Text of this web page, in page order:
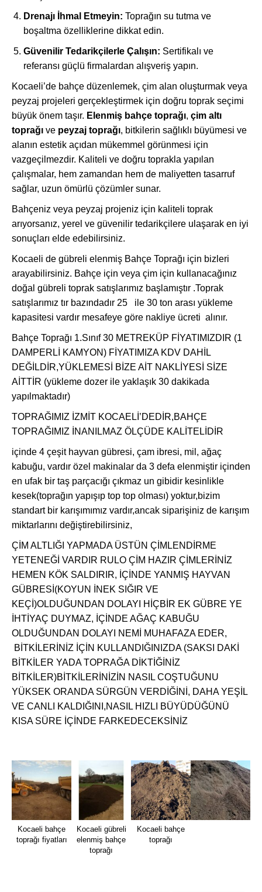
Drenajı İhmal Etmeyin: Toprağın su tutma ve
boşaltma özelliklerine dikkat edin.
Güvenilir Tedarikçilerle Çalışın: Sertifikalı ve
referansı güçlü firmalardan alışveriş yapın.
Kocaeli’de bahçe düzenlemek, çim alan oluşturmak veya
peyzaj projeleri gerçekleştirmek için doğru toprak seçimi
büyük önem taşır. Elenmiş bahçe toprağı, çim altı
toprağı ve peyzaj toprağı, bitkilerin sağlıklı büyümesi ve
alanın estetik açıdan mükemmel görünmesi için
vazgeçilmezdir. Kaliteli ve doğru toprakla yapılan
çalışmalar, hem zamandan hem de maliyetten tasarruf
sağlar, uzun ömürlü çözümler sunar.
Bahçeniz veya peyzaj projeniz için kaliteli toprak
arıyorsanız, yerel ve güvenilir tedarikçilere ulaşarak en iyi
sonuçları elde edebilirsiniz.
Kocaeli de gübreli elenmiş Bahçe Toprağı için bizleri
arayabilirsiniz. Bahçe için veya çim için kullanacağınız
doğal gübreli toprak satışlarımız başlamıştır .Toprak
satışlarımız tır bazındadır 25 ile 30 ton arası yükleme
kapasitesi vardır mesafeye göre nakliye ücreti alınır.
Bahçe Toprağı 1.Sınıf 30 METREKÜP FİYATIMIZDIR (1
DAMPERLİ KAMYON) FİYATIMIZA KDV DAHİL
DEĞİLDİR,YÜKLEMESİ BİZE AİT NAKLİYESİ SİZE
AİTTİR (yükleme dozer ile yaklaşık 30 dakikada
yapılmaktadır)
TOPRAĞIMIZ İZMİT KOCAELİ’DEDİR,BAHÇE
TOPRAĞIMIZ İNANILMAZ ÖLÇÜDE KALİTELİDİR
içinde 4 çeşit hayvan gübresi, çam ibresi, mil, ağaç
kabuğu, vardır özel makinalar da 3 defa elenmiştir içinden
en ufak bir taş parçacığı çıkmaz un gibidir kesinlikle
kesek(toprağın yapışıp top top olması) yoktur,bizim
standart bir karışımımız vardır,ancak siparişiniz de karışım
miktarlarını değiştirebilirsiniz,
ÇİM ALTLIĞI YAPMADA ÜSTÜN ÇİMLENDİRME
YETENEĞİ VARDIR RULO ÇİM HAZIR ÇİMLERİNİZ
HEMEN KÖK SALDIRIR, İÇİNDE YANMIŞ HAYVAN
GÜBRESİ(KOYUN İNEK SIĞIR VE
KEÇİ)OLDUĞUNDAN DOLAYI HİÇBİR EK GÜBRE YE
İHTİYAÇ DUYMAZ, İÇİNDE AĞAÇ KABUĞU
OLDUĞUNDAN DOLAYI NEMİ MUHAFAZA EDER,
BİTKİLERİNİZ İÇİN KULLANDIĞINIZDA (SAKSI DAKİ
BİTKİLER YADA TOPRAĞA DİKTİĞİNİZ
BİTKİLER)BİTKİLERİNİZİN NASIL COŞTUĞUNU
YÜKSEK ORANDA SÜRGÜN VERDİĞİNİ, DAHA YEŞİL
VE CANLI KALDIĞINI,NASIL HIZLI BÜYÜDÜĞÜNÜ
KISA SÜRE İÇİNDE FARKEDECEKSİNİZ
Kocaeli bahçe
toprağı fiyatları
Kocaeli gübreli
elenmiş bahçe
toprağı
Kocaeli bahçe
toprağı